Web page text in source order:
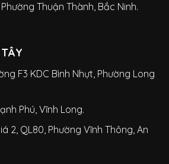
Phường Thuận Thành, Bắc Ninh.
F3 KDC Bình Nhựt, Phường Long
Phú, Vĩnh Long.
2, QL80, Phường Vĩnh Thông, An